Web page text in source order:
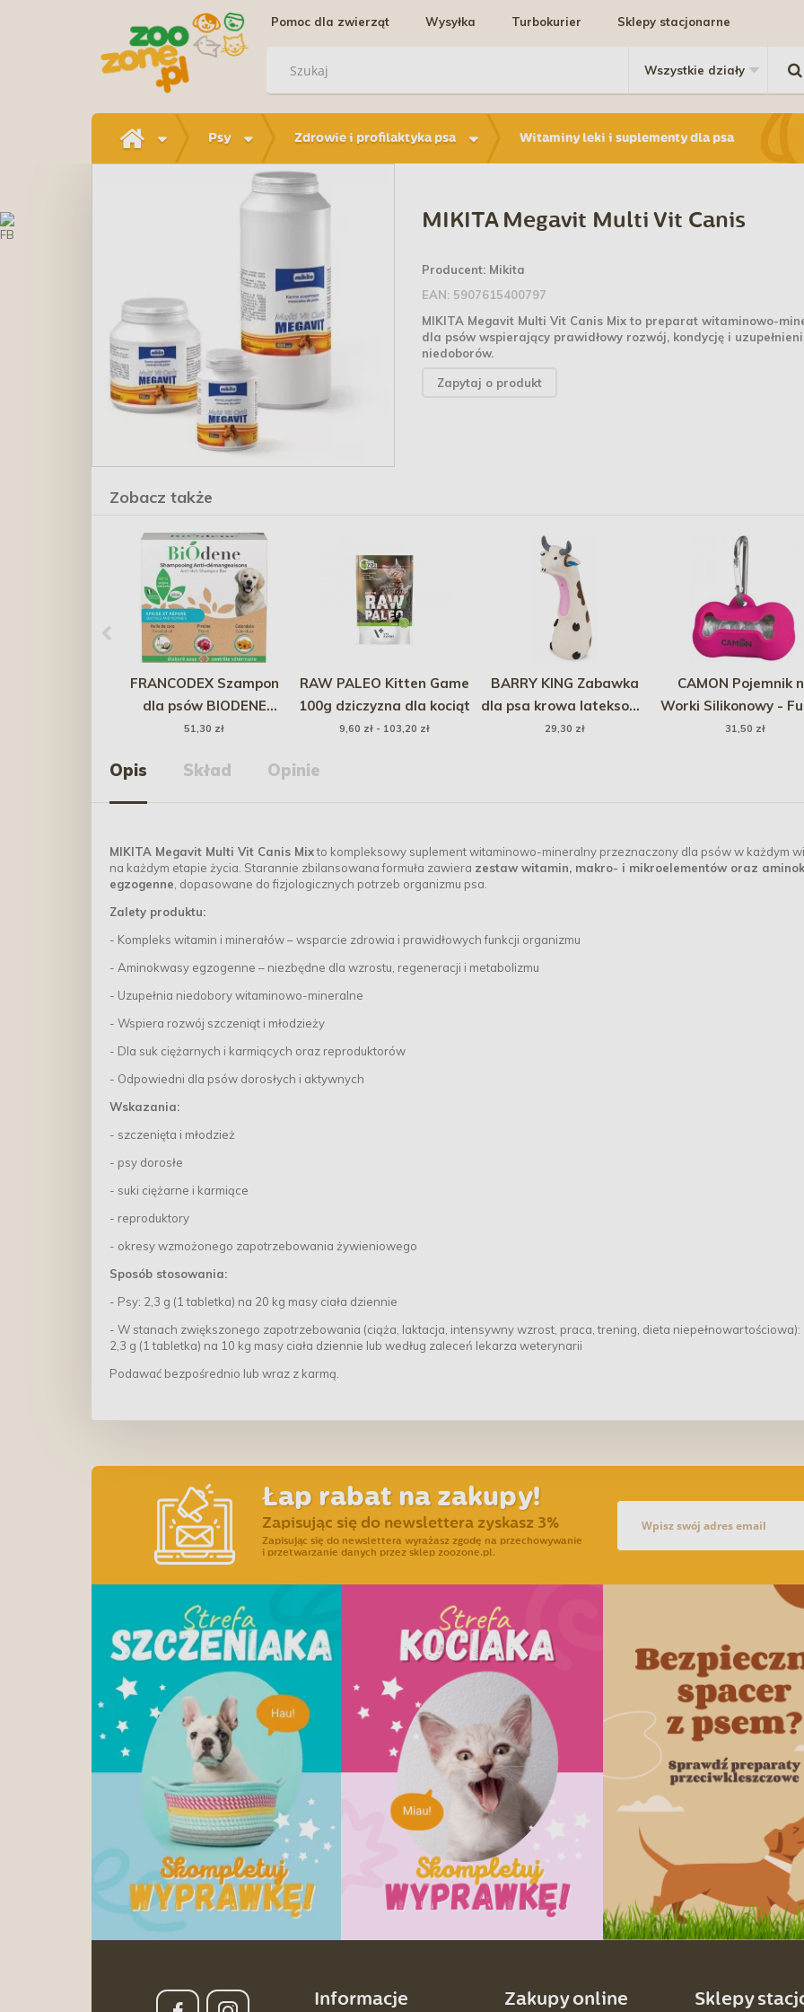
Pomoc dla zwierząt Wysyłka Turbokurier Sklepy stacjonarne
Psy Zdrowie i profilaktyka psa Witaminy leki i suplementy dla psa
MIKITA Megavit Multi Vit Canis
Producent: Mikita
EAN: 5907615400797
MIKITA Megavit Multi Vit Canis Mix to preparat witaminowo-
dla psów wspierający prawidłowy rozwój, kondycję i
niedoborów.
Zapytaj o produkt
Zobacz także
FRANCODEX Szampon
dla psów BIODENE
przeciwświądowy w
51,30 zł
RAW PALEO Kitten Game
100g dziczyzna dla kociąt
9,60 zł - 103,20 zł
BARRY KING Zabawka
dla psa krowa lateksowa
18 cm
29,30 zł
CAMON Pojemnik
Worki Silikonowy -
31,50 zł
Opis Skład Opinie
MIKITA Megavit Multi Vit Canis Mixto kompleksowy suplement witaminowo-mineralny przeznaczony dla psów w każdym
na każdym etapie życia. Starannie zbilansowana formuła zawiera zestaw witamin, makro- i mikroelementów oraz
egzogenne, dopasowane do fizjologicznych potrzeb organizmu psa.
Zalety produktu:
- Kompleks witamin i minerałów – wsparcie zdrowia i prawidłowych funkcji organizmu
- Aminokwasy egzogenne – niezbędne dla wzrostu, regeneracji i metabolizmu
- Uzupełnia niedobory witaminowo-mineralne
- Wspiera rozwój szczeniąt i młodzieży
- Dla suk ciężarnych i karmiących oraz reproduktorów
- Odpowiedni dla psów dorosłych i aktywnych
Wskazania:
- szczenięta i młodzież
- psy dorosłe
- suki ciężarne i karmiące
- reproduktory
- okresy wzmożonego zapotrzebowania żywieniowego
Sposób stosowania:
- Psy: 2,3 g (1 tabletka) na 20 kg masy ciała dziennie
- W stanach zwiększonego zapotrzebowania (ciąża, laktacja, intensywny wzrost, praca, trening, dieta niepełnowartościowa):
2,3 g (1 tabletka) na 10 kg masy ciała dziennie lub według zaleceń lekarza weterynarii
Podawać bezpośrednio lub wraz z karmą.
Łap rabat na zakupy!
Zapisując się do newslettera zyskasz 3%
Zapisując się do newslettera wyrażasz zgodę na przechowywanie
i przetwarzanie danych przez sklep zoozone.pl.
Informacje Zakupy online Sklepy